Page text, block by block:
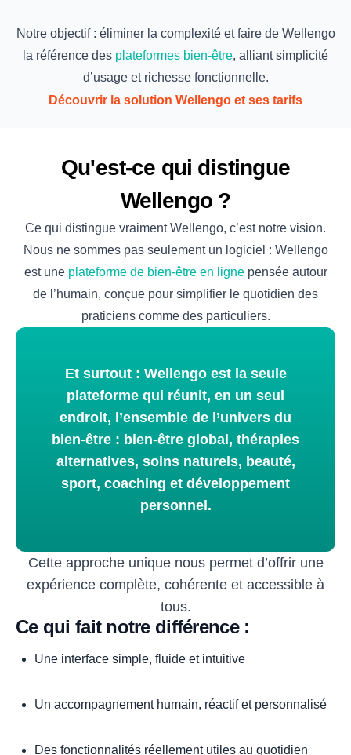
Notre objectif : éliminer la complexité et faire de Wellengo
la référence des plateformes bien-être, alliant simplicité
d’usage et richesse fonctionnelle.
Découvrir la solution Wellengo et ses tarifs
Qu'est-ce qui distingue
Wellengo ?
Ce qui distingue vraiment Wellengo, c’est notre vision.
Nous ne sommes pas seulement un logiciel : Wellengo
est une plateforme de bien-être en lignepensée autour
de l’humain, conçue pour simplifier le quotidien des
praticiens comme des particuliers.
Et surtout : Wellengo est la seule
plateforme qui réunit, en un seul
endroit, l’ensemble de l’univers du
bien‑être : bien‑être global, thérapies
alternatives, soins naturels, beauté,
sport, coaching et développement
personnel.
Cette approche unique nous permet d’offrir une
expérience complète, cohérente et accessible à
tous.
Ce qui fait notre différence :
Une interface simple, fluide et intuitive
Un accompagnement humain, réactif et personnalisé
Des fonctionnalités réellement utiles au quotidien